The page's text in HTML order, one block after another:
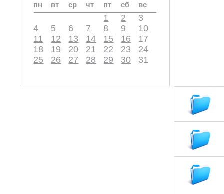
пн
вт ср чт пт сб вс
1 2
3
4
5 6 7 8 9
10
11
12 13 14 15 16
17
18
19 20 21 22 23
24
25
26 27 28 29 30 31